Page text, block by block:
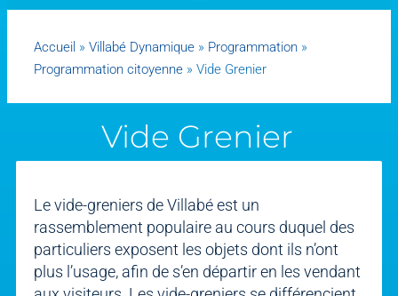
Accueil » Villabé Dynamique » Programmation »
Programmation citoyenne » Vide Grenier
Vide Grenier
Le vide-greniers de Villabé est un
rassemblement populaire au cours duquel des
particuliers exposent les objets dont ils n’ont
plus l’usage, afin de s’en départir en les vendant